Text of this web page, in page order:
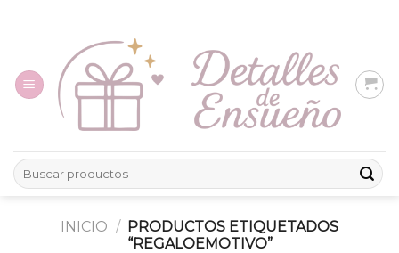
Buscar
por:
INICIO / PRODUCTOS ETIQUETADOS
“REGALOEMOTIVO”